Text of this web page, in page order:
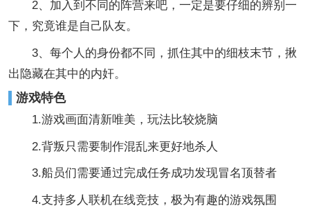
2、加入到不同的阵营来吧，一定是要仔细的辨别一
下，究竟谁是自己队友。
3、每个人的身份都不同，抓住其中的细枝末节，揪
出隐藏在其中的内奸。
游戏特色
1.游戏画面清新唯美，玩法比较烧脑
2.背叛只需要制作混乱来更好地杀人
3.船员们需要通过完成任务成功发现冒名顶替者
4.支持多人联机在线竞技，极为有趣的游戏氛围